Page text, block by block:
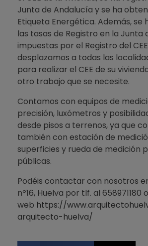
Junta de Andalucía y se ha
Etiqueta Energética. Además, se
las tasas de Registro en la Junta
impuestas por el Registro del
desplazamos a todas las
para realizar el CEE de su
otro trabajo que se necesite.
Contamos con equipos de
precisión, luxómetros y
desde pisos a terrenos, ya que
también con estación de
superficies y rueda de medición
públicas.
Podéis contactar con nosotros
nº16, Huelva por tlf. al
web https://
arquitecto-huelva/